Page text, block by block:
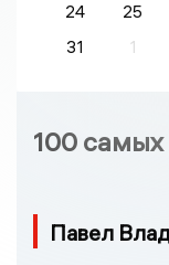
24
25
31
1
100
Павел